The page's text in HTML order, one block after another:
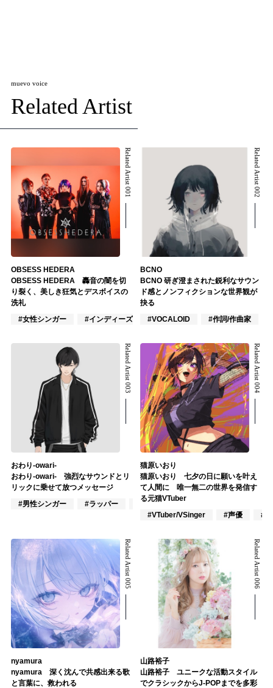
muevo voice
Related Artist
Related Artist 001
OBSESS HEDERA
OBSESS HEDERA 轟音の闇を切
り裂く、美しき狂気とデスボイスの
洗礼
#女性シンガー
#インディーズ #混合バンド
Related Artist 002
BCNO
BCNO 研ぎ澄まされた鋭利なサウン
ド感とノンフィクションな世界観が
抉る
#VOCALOID
#作詞/作曲家
Related Artist 003
おわり-owari-
おわり-owari- 強烈なサウンドとリ
リックに乗せて放つメッセージ
#男性シンガー
#ラッパー #VOCALOID
Related Artist 004
猫原いおり
猫原いおり 七夕の日に願いを叶え
て人間に 唯一無二の世界を発信す
る元猫VTuber
#VTuber/VSinger
#声優 #
Related Artist 005
nyamura
nyamura 深く沈んで共感出来る歌
と言葉に、救われる
Related Artist 006
山路裕子
山路裕子 ユニークな活動スタイル
でクラシックからJ-POPまでを多彩